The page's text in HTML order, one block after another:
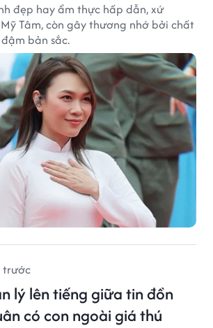
đẹp hay ẩm thực hấp dẫn, xứ
Tâm, còn gây thương nhớ bởi chất
bản sắc.
trước
lý lên tiếng giữa tin đồn
có con ngoài giá thú